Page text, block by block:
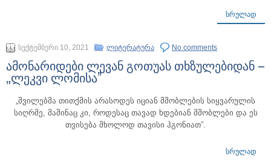
ᲡᲠᲣᲚᲐᲓ
სექტემბერი 10, 2021 ლიტერატურა No comments
ამონარიდები ლევან გოთუას თხზულებიდან –
„ლეკვი ლომისა”
„შვილებმა თითქმის არასოდეს იციან მშობლების სიყვარულის
სიღრმე, მაშინაც კი, როდესაც თავად ხდებიან მშობლები და ეს
თვისება მხოლოდ თავისი ჰგონიათ”.
ᲡᲠᲣᲚᲐᲓ